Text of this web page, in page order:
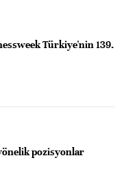
Türkiye'nin 139.
pozisyonlar